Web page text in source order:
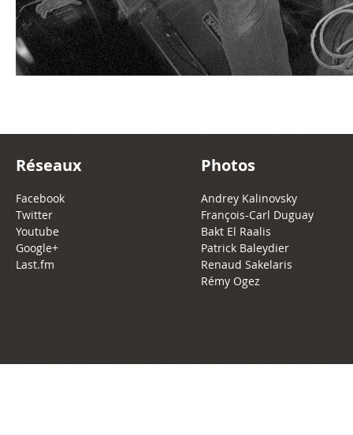
Réseaux
Facebook
Twitter
Youtube
Google+
Last.fm
Photos
Andrey Kalinovsky
François-Carl Duguay
Bakt El Raalis
Patrick Baleydier
Renaud Sakelaris
Rémy Ogez